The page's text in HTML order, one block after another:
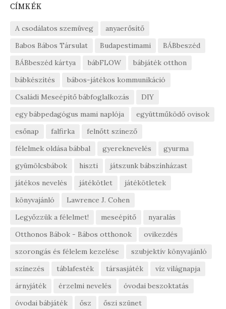
CÍMKÉK
A csodálatos szemüveg
anyaerősítő
Babos Bábos Társulat
Budapestimami
BÁBbeszéd
BÁBbeszéd kártya
bábFLOW
bábjáték otthon
bábkészítés
bábos-játékos kommunikáció
Családi Meseépítő bábfoglalkozás
DIY
egy bábpedagógus mami naplója
együttműködő ovisok
esőnap
falfirka
felnőtt színező
félelmek oldása bábbal
gyereknevelés
gyurma
gyümölcsbábok
hiszti
játszunk bábszínházast
játékos nevelés
játékötlet
játékötletek
könyvajánló
Lawrence J. Cohen
Legyőzzük a félelmet!
meseépítő
nyaralás
Otthonos Bábok - Bábos otthonok
ovikezdés
szorongás és félelem kezelése
szubjektív könyvajánló
színezés
táblafesték társasjáték
víz világnapja
árnyjáték
érzelmi nevelés
óvodai beszoktatás
óvodai bábjáték
ősz őszi szünet